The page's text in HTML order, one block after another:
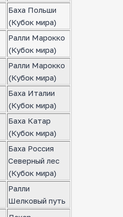
Баха Польши
(Кубок мира)
Ралли Марокко
(Кубок мира)
Ралли Марокко
(Кубок мира)
Баха Италии
(Кубок мира)
Баха Катар
(Кубок мира)
Баха Россия
Северный лес
(Кубок мира)
Ралли
Шелковый путь